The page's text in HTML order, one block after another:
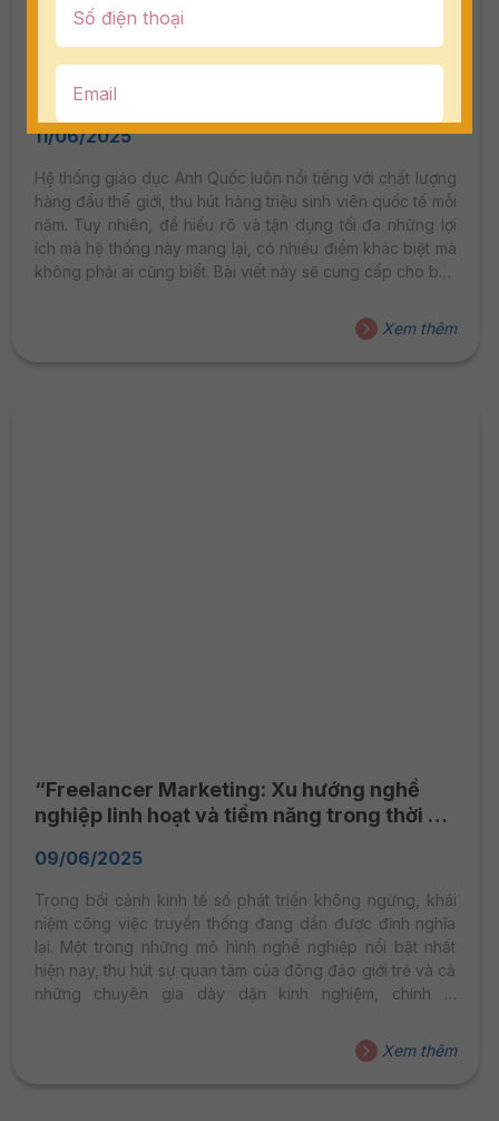
Điểm nổi bật trong hệ thống giáo dục Anh
Quốc mà bạn chưa biết?
11/06/2025
Hệ thống giáo dục Anh Quốc luôn nổi tiếng với chất lượng
hàng đầu thế giới, thu hút hàng triệu sinh viên quốc tế mỗi
năm. Tuy nhiên, để hiểu rõ và tận dụng tối đa những lợi
ích mà hệ thống này mang lại, có nhiều điểm khác biệt mà
không phải ai cũng biết. Bài viết này sẽ cung cấp cho bạn
Xem thêm
“Freelancer Marketing: Xu hướng nghề
nghiệp linh hoạt và tiềm năng trong thời đại
09/06/2025
Trong bối cảnh kinh tế số phát triển không ngừng, khái
niệm công việc truyền thống đang dần được định nghĩa
lại. Một trong những mô hình nghề nghiệp nổi bật nhất
hiện nay, thu hút sự quan tâm của đông đảo giới trẻ và cả
những chuyên gia dày dặn kinh nghiệm, chính là
còn là một lối sống, mang đến sự linh hoạt, tự chủ và tiềm
năng thu nhập hấp dẫn. Vậy, Freelancer Marketing là gì,
Xem thêm